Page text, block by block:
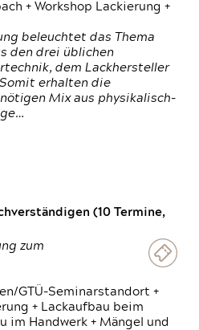
+ Workshop Lackierung +
beleuchtet das Thema
den drei üblichen
dem Lackhersteller
erhalten die
Mix aus physikalisch-
(10 Termine,
zum
GTÜ-Seminarstandort +
+ Lackaufbau beim
im Handwerk + Mängel und